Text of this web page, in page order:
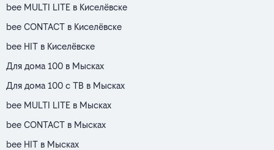
bee MULTI LITE в Киселёвске
bee CONTACT в Киселёвске
bee HIT в Киселёвске
Для дома 100 в Мысках
Для дома 100 с ТВ в Мысках
bee MULTI LITE в Мысках
bee CONTACT в Мысках
bee HIT в Мысках